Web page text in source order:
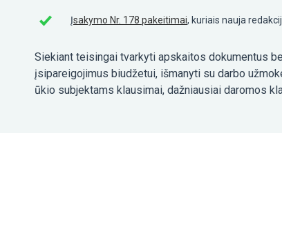
Įsakymo Nr. 178 pakeitimai, kuriais nauja
Siekiant teisingai tvarkyti apskaitos dokumentus
įsipareigojimus biudžetui, išmanyti su darbo
ūkio subjektams klausimai, dažniausiai daromos